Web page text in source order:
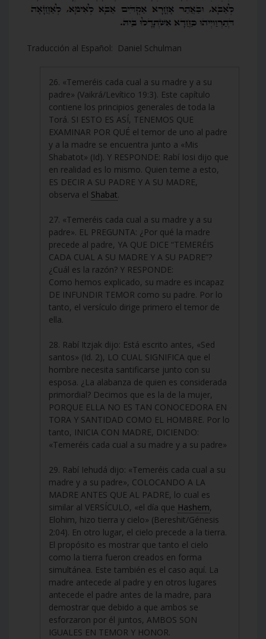
Traducción al Español: Daniel Schulman
26. «Temeréis cada cual a su madre y a su
padre» (Vaikrá/Levítico 19:3). Este capítulo
contiene los principios generales de toda la
Torá. SI ESTO ES ASÍ, TENEMOS QUE
EXAMINAR POR QUÉ el temor de uno al padre
y a la madre se encuentra junto a «Mis
Shabatot» (Id). Y RESPONDE: Rabí Iosi dijo que
en realidad es lo mismo. Quien teme a esto,
ES DECIR A SU PADRE Y A SU MADRE,
observa el Shabat.
27. «Temeréis cada cual a su madre y a su
padre». EL PREGUNTA: ¿Por qué la madre
precede al padre, YA QUE DICE “TEMERÉIS
CADA CUAL A SU MADRE Y A SU PADRE”?
¿Cuál es la razón? Y RESPONDE:
Como hemos explicado, su madre es incapaz
DE INFUNDIR TEMOR como su padre. Por lo
tanto, el versículo dirige primero el temor de
ella.
28. Rabí Itzjak dijo: Está escrito antes, «Sed
santos» (Id. 2), LO CUAL SIGNIFICA que el
hombre necesita santificarse junto con su
esposa. ¿La alabanza de quien es considerada
primordial? Decimos que es la de la mujer,
PORQUE ELLA NO ES TAN CONOCEDORA EN
TORA Y SANTIDAD COMO EL HOMBRE. Por lo
tanto, INICIA CON MADRE, DICIENDO:
«Temeréis cada cual a su madre y a su padre»
29. Rabí Iehudá dijo: «Temeréis cada cual a su
madre y a su padre», COLOCANDO A LA
MADRE ANTES QUE AL PADRE, lo cual es
similar al VERSÍCULO, «el día que Hashem,
Elohim, hizo tierra y cielo» (Bereshit/Génesis
2:04). En otro lugar, el cielo precede a la tierra.
El propósito es mostrar que tanto el cielo
como la tierra fueron creados en forma
simultánea. Este también es el caso aquí. La
madre antecede al padre y en otros lugares
antecede el padre antes de la madre, para
demostrar que debido a que ambos se
esforzaron por él juntos, AMBOS SON
IGUALES EN TEMOR Y HONOR.